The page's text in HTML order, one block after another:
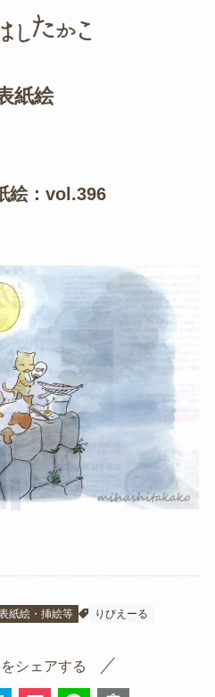
紙絵
絵：vol.396
紙絵・挿絵等 りびえーる
シェアする